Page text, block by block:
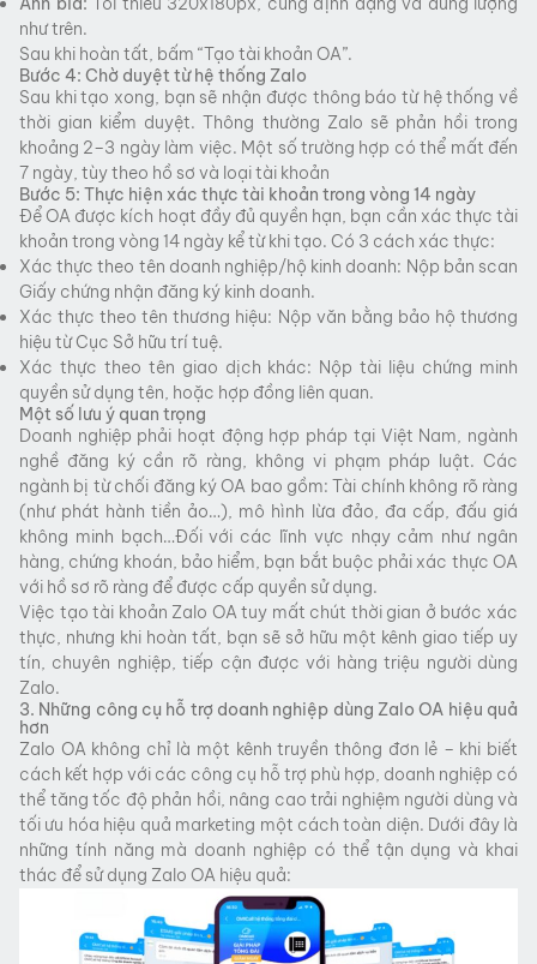
như trên.
Sau khi hoàn tất, bấm “Tạo tài khoản OA”.
Bước 4: Chờ duyệt từ hệ thống Zalo
Sau khi tạo xong, bạn sẽ nhận được thông báo từ hệ thống về
thời gian kiểm duyệt. Thông thường Zalo sẽ phản hồi trong
khoảng 2–3 ngày làm việc. Một số trường hợp có thể mất đến
7 ngày, tùy theo hồ sơ và loại tài khoản
Bước 5: Thực hiện xác thực tài khoản trong vòng 14 ngày
Để OA được kích hoạt đầy đủ quyền hạn, bạn cần xác thực tài
khoản trong vòng 14 ngày kể từ khi tạo. Có 3 cách xác thực:
Xác thực theo tên doanh nghiệp/hộ kinh doanh: Nộp bản scan
Giấy chứng nhận đăng ký kinh doanh.
Xác thực theo tên thương hiệu: Nộp văn bằng bảo hộ thương
hiệu từ Cục Sở hữu trí tuệ.
Xác thực theo tên giao dịch khác: Nộp tài liệu chứng minh
quyền sử dụng tên, hoặc hợp đồng liên quan.
Một số lưu ý quan trọng
Doanh nghiệp phải hoạt động hợp pháp tại Việt Nam, ngành
nghề đăng ký cần rõ ràng, không vi phạm pháp luật. Các
ngành bị từ chối đăng ký OA bao gồm: Tài chính không rõ ràng
(như phát hành tiền ảo…), mô hình lừa đảo, đa cấp, đấu giá
không minh bạch…Đối với các lĩnh vực nhạy cảm như ngân
hàng, chứng khoán, bảo hiểm, bạn bắt buộc phải xác thực OA
với hồ sơ rõ ràng để được cấp quyền sử dụng.
Việc tạo tài khoản Zalo OA tuy mất chút thời gian ở bước xác
thực, nhưng khi hoàn tất, bạn sẽ sở hữu một kênh giao tiếp uy
tín, chuyên nghiệp, tiếp cận được với hàng triệu người dùng
Zalo.
3. Những công cụ hỗ trợ doanh nghiệp dùng Zalo OA hiệu quả
hơn
Zalo OA không chỉ là một kênh truyền thông đơn lẻ – khi biết
cách kết hợp với các công cụ hỗ trợ phù hợp, doanh nghiệp có
thể tăng tốc độ phản hồi, nâng cao trải nghiệm người dùng và
tối ưu hóa hiệu quả marketing một cách toàn diện. Dưới đây là
những tính năng mà doanh nghiệp có thể tận dụng và khai
thác để sử dụng Zalo OA hiệu quả: